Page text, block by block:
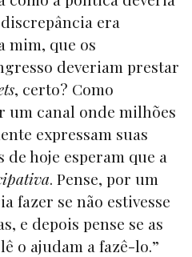
era
mim, que os
deveriam prestar
, certo? Como
um canal onde milhões
expressam suas
hoje esperam que a
. Pense, por um
fazer se não estivesse
e depois pense se as
o ajudam a fazê-lo.”